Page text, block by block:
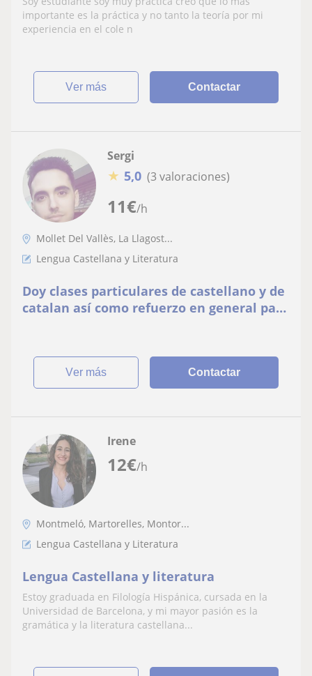
importante es la práctica y no tanto la teoría por mi
experiencia en el cole n
ver más Contactar
11€/h
Sergi
★ 5,0 (3 valoraciones)
Mollet Del Vallès, La Llagost...
Lengua Castellana y Literatura
Doy clases particulares de castellano y de
catalan así como refuerzo en general para
ver más Contactar
12€/h
Irene
Montmeló, Martorelles, Montor...
Lengua Castellana y Literatura
Lengua Castellana y literatura
Estoy graduada en Filología Hispánica, cursada en la
Universidad de Barcelona, y mi mayor pasión es la
gramática y la literatura castellana...